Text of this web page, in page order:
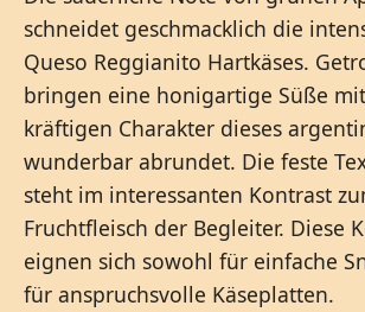
schneidet geschmacklich die
Queso Reggianito Hartkäses.
bringen eine honigartige Süße
kräftigen Charakter dieses
wunderbar abrundet. Die feste
steht im interessanten Kontrast
Fruchtfleisch der Begleiter. Diese
eignen sich sowohl für einfache
für anspruchsvolle Käseplatten.